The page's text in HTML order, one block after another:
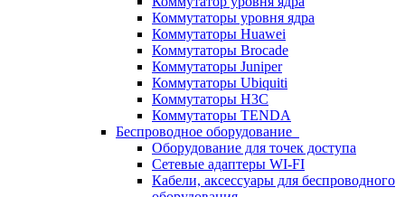
Коммутаторы уровня ядра
Коммутаторы Huawei
Коммутаторы Brocade
Коммутаторы Juniper
Коммутаторы Ubiquiti
Коммутаторы H3C
Коммутаторы TENDA
Беспроводное оборудование
Оборудование для точек доступа
Сетевые адаптеры WI-FI
Кабели, аксессуары для беспроводного